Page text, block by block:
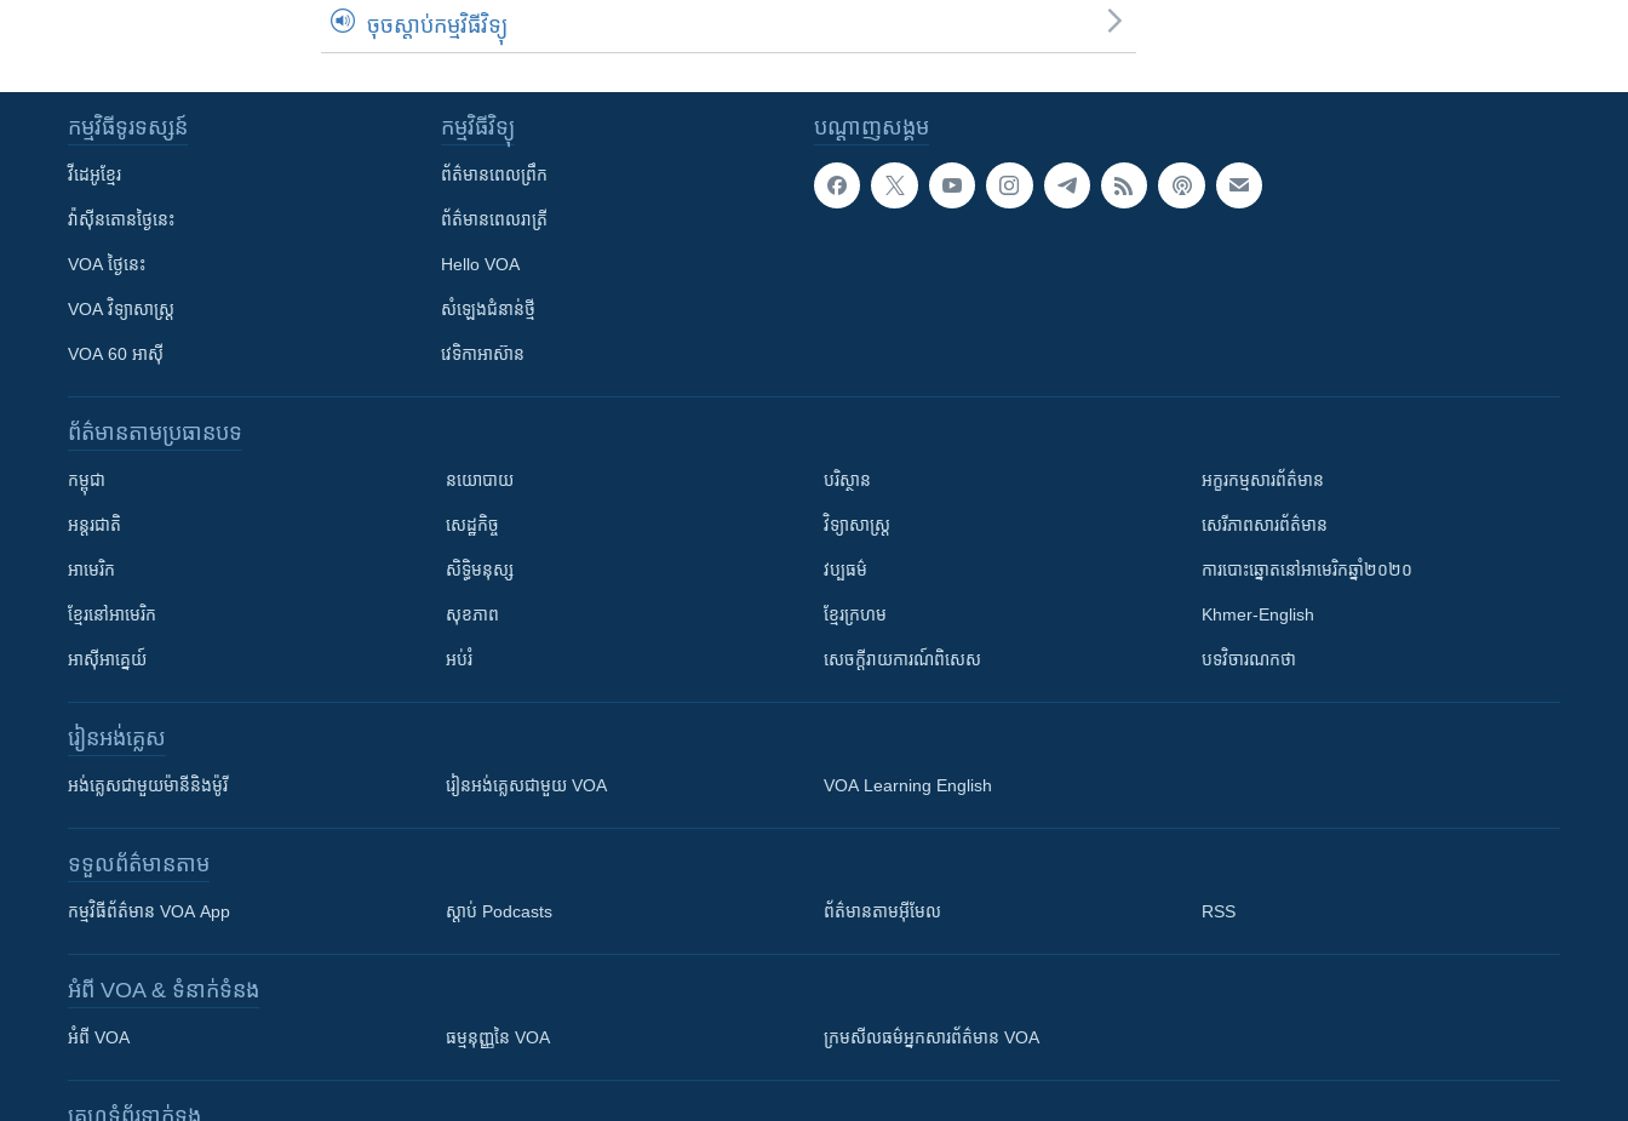
ចុចស្តាប់កម្មវិធីវិទ្យុ
បណ្តាញ​សង្គម
កម្មវិធី​ទូរទស្សន៍
វីដេអូ​ខ្មែរ
វ៉ាស៊ីនតោន​ថ្ងៃ​នេះ
VOA ថ្ងៃនេះ
VOA ​វិទ្យាសាស្ត្រ
VOA 60 អាស៊ី
កម្មវិធី​វិទ្យុ
ព័ត៌មាន​ពេល​ព្រឹក
ព័ត៌មាន​​ពេល​រាត្រី
Hello VOA
សំឡេង​ជំនាន់​ថ្មី
វេទិកា​អាស៊ាន
ព័ត៌មាន​តាមប្រធានបទ​
កម្ពុជា
អន្តរជាតិ
អាមេរិក
ខ្មែរ​នៅអាមេរិក
អាស៊ីអាគ្នេយ៍
នយោបាយ
សេដ្ឋកិច្ច
សិទ្ធិមនុស្ស
សុខភាព
អប់រំ
បរិស្ថាន
វិទ្យាសាស្រ្ត
វប្បធម៌
ខ្មែរក្រហម
សេចក្តីរាយការណ៍ពិសេស
អក្ខរកម្មសារព័ត៌មាន
សេរីភាពសារព័ត៌មាន
ការបោះឆ្នោតនៅអាមេរិកឆ្នាំ២០២០
Khmer-English
បទវិចារណកថា
រៀន​​អង់គ្លេស
អង់គ្លេស​ជាមួយ​ម៉ានី​និង​ម៉ូរី រៀន​​​​​​អង់គ្លេស​​ជាមួយ VOA VOA Learning English
ទទួល​ព័ត៌មាន​តាម
កម្មវិធី​ព័ត៌មាន VOA App ស្តាប់ Podcasts ព័ត៌មាន​តាម​អ៊ីមែល RSS
អំពី​ VOA & ទំនាក់ទំនង
អំពី​ VOA ធម្មនុញ្ញ​នៃ VOA ក្រម​​​សីលធម៌​​​អ្នក​​​សារព័ត៌មាន VOA
គេហទំព័រ​​ទាក់ទង